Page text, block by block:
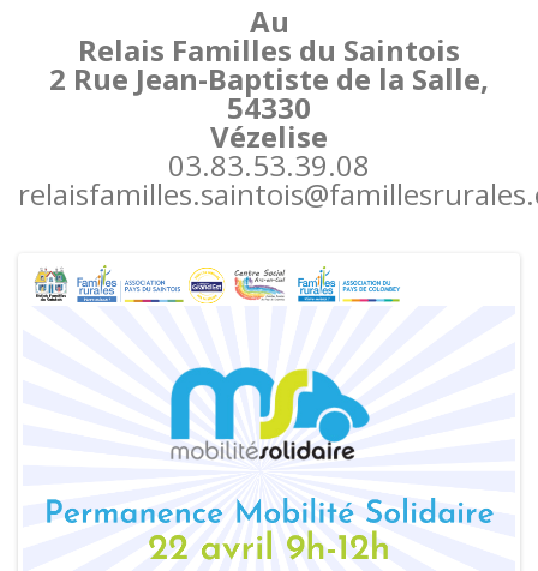
Au
Relais Familles du Saintois
2 Rue Jean-Baptiste de la Salle,
54330
Vézelise
03.83.53.39.08